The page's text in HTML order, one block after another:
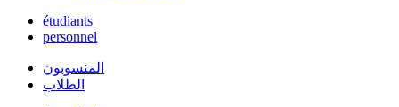
étudiants
personnel
المنسوبون
الطلاب